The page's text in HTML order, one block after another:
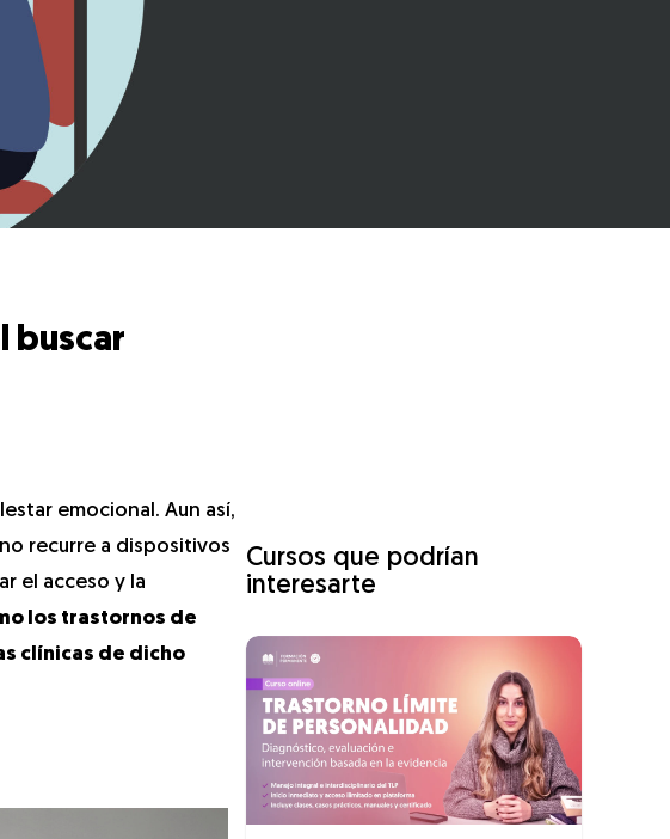
buscar
emocional. Aun así,
recurre a dispositivos
el acceso y la
los trastornos de
clínicas de dicho
Cursos que podrían
interesarte